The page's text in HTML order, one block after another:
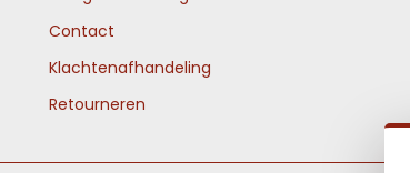
Contact
Klachtenafhandeling
Retourneren